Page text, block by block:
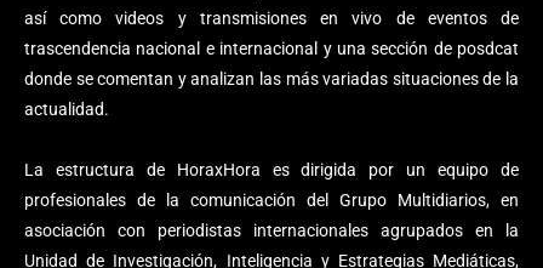
así como videos y transmisiones en vivo de eventos de
trascendencia nacional e internacional y una sección de posdcat
donde se comentan y analizan las más variadas situaciones de la
actualidad.
La estructura de HoraxHora es dirigida por un equipo de
profesionales de la comunicación del Grupo Multidiarios, en
asociación con periodistas internacionales agrupados en la
Unidad de Investigación, Inteligencia y Estrategias Mediáticas,